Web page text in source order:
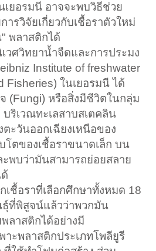
ยอรมนี อาจจะพบวิธีช่วย
รวิจัยเกี่ยวกับเชื้อราตัวใหม่
พลาสติกได้
วศวิทยาน้ำจืดและการประมง
Institute of freshwater
Fisheries) ในเยอรมนี ได้
(Fungi) หรือสิ่งมีชีวิตในกลุ่ม
ริเวณทะเลสาบสเตคลิน
ะวันออกเฉียงเหนือของ
โตของเชื้อราขนาดเล็ก บน
พบว่ามันสามารถย่อยสลาย
เชื้อราที่เลือกศึกษาทั้งหมด 18
ที่พิสูจน์แล้วว่าพวกมัน
ลาสติกได้อย่างมี
าะพลาสติกประเภทโพลียูรี